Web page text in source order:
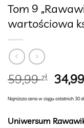
Tom 9
wartościowa
59,99zł
59,99
Najniższa cena w ciągu ostatnich 30
Uniwersum